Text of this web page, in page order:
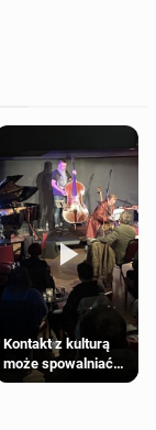
Kontakt z kulturą
może spowalniać
starzenie